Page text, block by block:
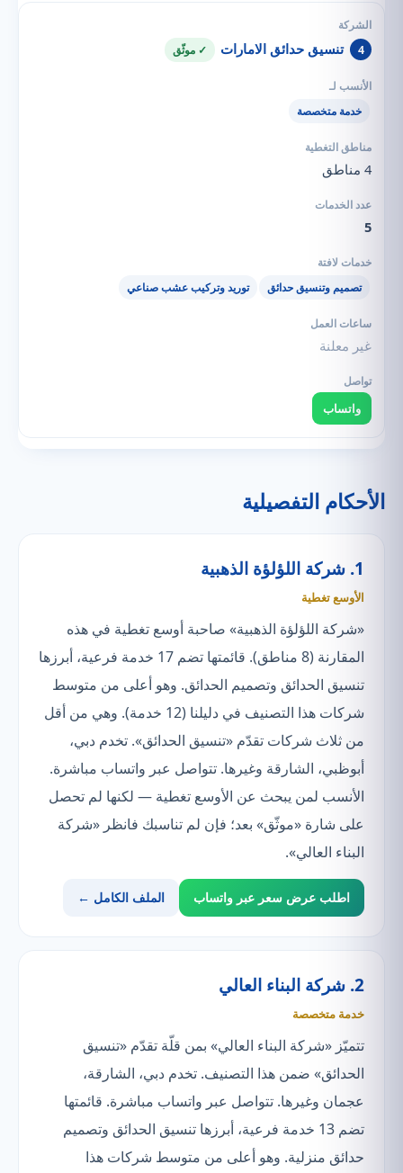
4 تنسيق حدائق الامارات ✓ موثّق
خدمة متخصصة
4 مناطق
5
تصميم وتنسيق حدائق توريد وتركيب عشب صناعي
غير معلنة
واتساب
الأحكام التفصيلية
1. شركة اللؤلؤة الذهبية
الأوسع تغطية
«شركة اللؤلؤة الذهبية» صاحبة أوسع تغطية في هذه
المقارنة (8 مناطق). قائمتها تضم 17 خدمة فرعية، أبرزها
تنسيق الحدائق وتصميم الحدائق. وهو أعلى من متوسط
شركات هذا التصنيف في دليلنا (12 خدمة). وهي من أقل
من ثلاث شركات تقدّم «تنسيق الحدائق». تخدم دبي،
أبوظبي، الشارقة وغيرها. تتواصل عبر واتساب مباشرة.
الأنسب لمن يبحث عن الأوسع تغطية — لكنها لم تحصل
على شارة «موثّق» بعد؛ فإن لم تناسبك فانظر «شركة
البناء العالي».
اطلب عرض سعر عبر واتساب الملف الكامل ←
2. شركة البناء العالي
خدمة متخصصة
تتميّز «شركة البناء العالي» بمن قلّة تقدّم «تنسيق
الحدائق» ضمن هذا التصنيف. تخدم دبي، الشارقة،
عجمان وغيرها. تتواصل عبر واتساب مباشرة. قائمتها
تضم 13 خدمة فرعية، أبرزها تنسيق الحدائق وتصميم
حدائق منزلية. وهو أعلى من متوسط شركات هذا